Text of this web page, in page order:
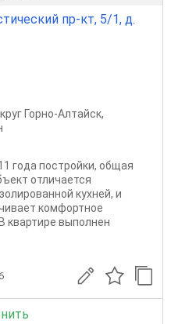
пр-кт, 5/1, д.
Горно-Алтайск,
года постройки, общая
отличается
кухней, и
комфортное
квартире выполнен